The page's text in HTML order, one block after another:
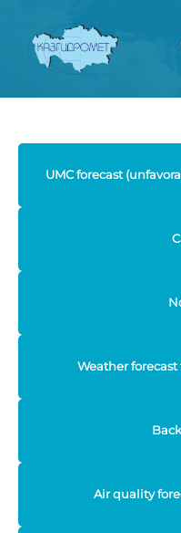
UMC forecast
Weather
Air quality